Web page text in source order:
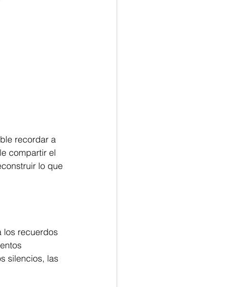
recordar a
compartir el
lo que
los recuerdos
silencios, las